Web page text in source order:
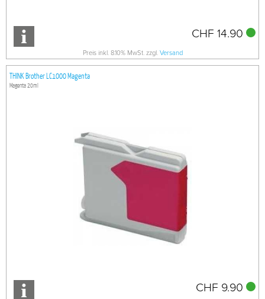
CHF 14.90
Preis inkl. 8.10% MwSt. zzgl. Versand
THINK Brother LC1000 Magenta
Magenta 20ml
CHF 9.90